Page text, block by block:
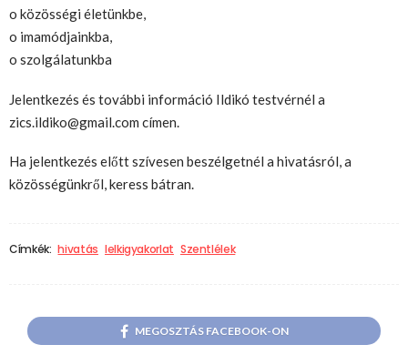
o közösségi életünkbe,
o imamódjainkba,
o szolgálatunkba
Jelentkezés és további információ Ildikó testvérnél a
zics.ildiko@gmail.com címen.
Ha jelentkezés előtt szívesen beszélgetnél a hivatásról, a
közösségünkről, keress bátran.
Címkék: hivatás lelkigyakorlat Szentlélek
MEGOSZTÁS FACEBOOK-ON